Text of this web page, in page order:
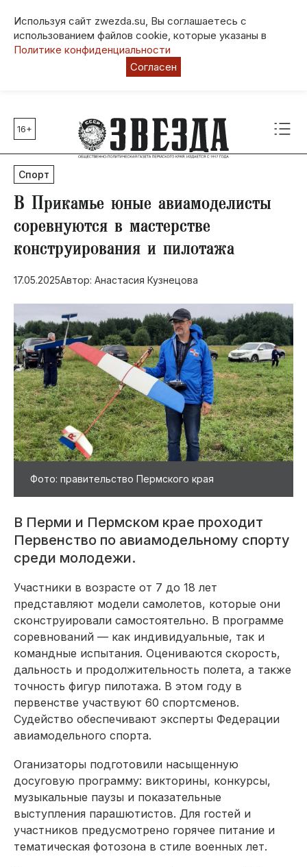
Используя сайт zwezda.su, Вы соглашаетесь с
использованием файлов cookie, которые указаны в
Политике конфиденциальности
Согласен
Главные темы
80 лет Победы
Молодежная столица РФ
СВО
Социальная поддержка
Инфраструктура
Благоустройство
16+
Спорт
​В Прикамье юные авиамоделисты
соревнуются в мастерстве
конструирования и пилотажа
17.05.2025Автор: Анастасия Кузнецова
Фото: правительство Пермского края
В Перми и Пермском крае проходит
Первенство по авиамодельному спорту
среди молодежи.
Участники в возрасте от 7 до 18 лет
представляют модели самолетов, которые они
сконструировали самостоятельно. В программе
соревнований — как индивидуальные, так и
командные испытания. Оцениваются скорость,
дальность и продолжительность полета, а также
точность фигур пилотажа. В этом году в
первенстве участвуют 60 спортсменов.
Судейство обеспечивают эксперты Федерации
авиамодельного спорта.
Оганизаторы подготовили насыщенную
досуговую программу: викторины, конкурсы,
музыкальные паузы и показательные
выступления парашютистов. Для гостей и
участников предусмотрено горячее питание и
тематическая фотозона в стиле военных лет.